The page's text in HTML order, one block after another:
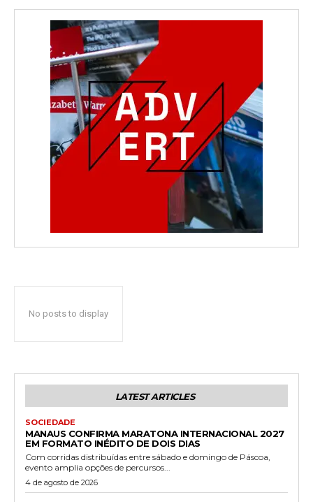
No posts to display
LATEST ARTICLES
SOCIEDADE
MANAUS CONFIRMA MARATONA INTERNACIONAL 2027
EM FORMATO INÉDITO DE DOIS DIAS
Com corridas distribuídas entre sábado e domingo de Páscoa,
evento amplia opções de percursos...
4 de agosto de 2026